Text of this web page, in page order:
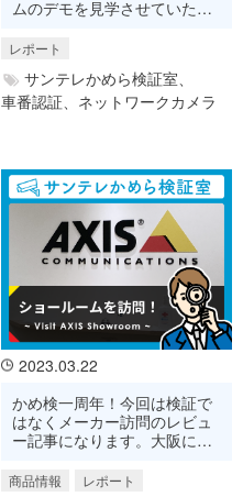
ムのデモを見学させていただ
レポート
サンテレかめら検証室、
車番認証、 ネットワークカメラ
2023.03.22
かめ検一周年！今回は検証で
はなくメーカー訪問のレビュ
ー記事になります。大阪に新
足を運んできました！
商品情報 レポート